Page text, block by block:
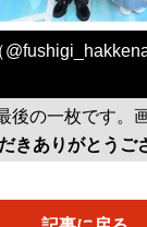
後の一枚です。
きありがとうご
記事に戻る